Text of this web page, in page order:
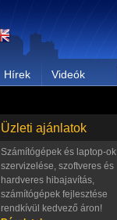
Hírek Videók
Üzleti ajánlatok
büfékocsit bérelni PÁPÁN,
egy kiállításon történő
részvételre húsok,
kolbászok árusítására.
Részletek
Számítógépek és laptop-ok
szervizelése, szoftveres és
hardveres hibajavítás,
számítógépek fejlesztése
rendkívül kedvező áron!